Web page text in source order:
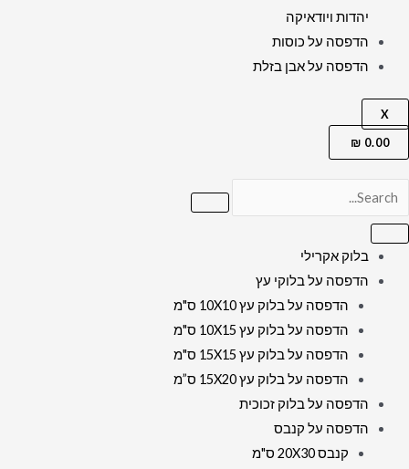
יהדות ויודאיקה
הדפסה על כוסות
הדפסה על אבן בזלת
X
0.00
₪
בלוק אקרילי
הדפסה על בלוקי עץ
הדפסה על בלוק עץ 10X10 ס"מ
הדפסה על בלוק עץ 10X15 ס"מ
הדפסה על בלוק עץ 15X15 ס"מ
הדפסה על בלוק עץ 15X20 ס”מ
הדפסה על בלוק זכוכית
הדפסה על קנבס
קנבס 20X30 ס"מ